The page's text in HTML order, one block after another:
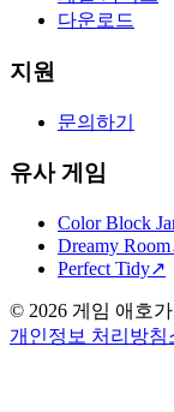
다운로드
지원
문의하기
유사 게임
Color Block
Dreamy Room
Perfect Tidy↗️
© 2026 게임 애호
개인정보 처리방침